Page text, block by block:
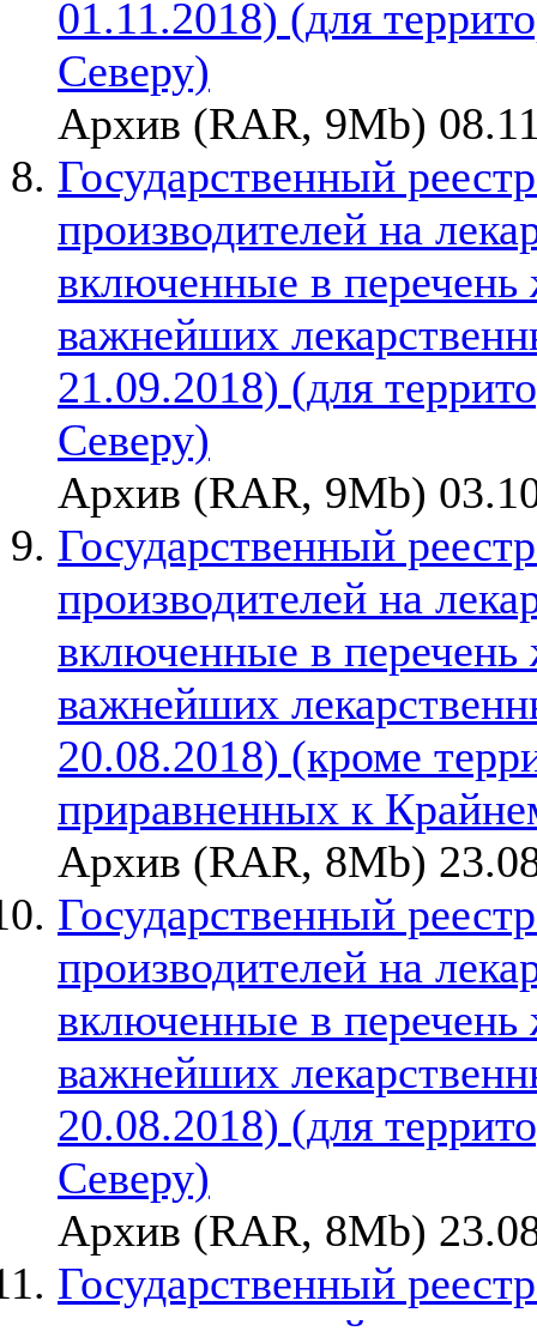
01.11.2018) (для
Северу)
Архив (RAR, 9Mb)
Государственный
производителей на
включенные в
важнейших
21.09.2018) (для
Северу)
Архив (RAR, 9Mb)
Государственный
производителей на
включенные в
важнейших
20.08.2018) (кроме
приравненных к
Архив (RAR, 8Mb)
Государственный
производителей на
включенные в
важнейших
20.08.2018) (для
Северу)
Архив (RAR, 8Mb)
Государственный